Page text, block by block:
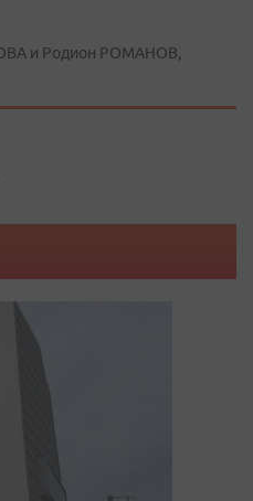
и Родион РОМАНОВ,